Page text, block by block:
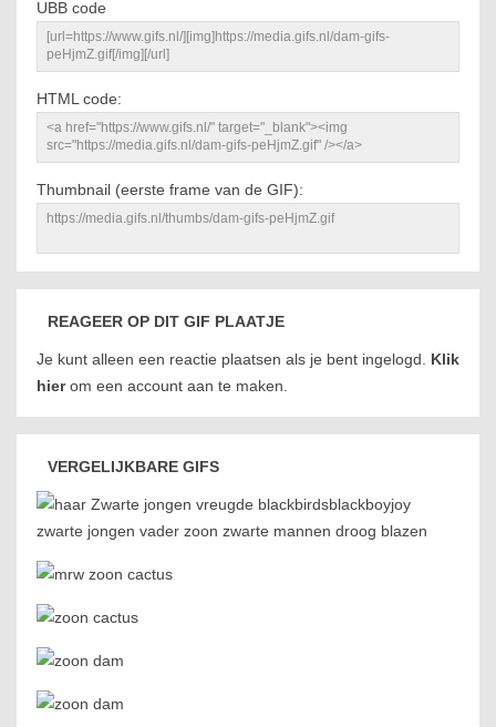
UBB code
HTML code:
Thumbnail (eerste frame van de GIF):
REAGEER OP DIT GIF PLAATJE
Je kunt alleen een reactie plaatsen als je bent ingelogd. Klik
hierom een account aan te maken.
VERGELIJKBARE GIFS